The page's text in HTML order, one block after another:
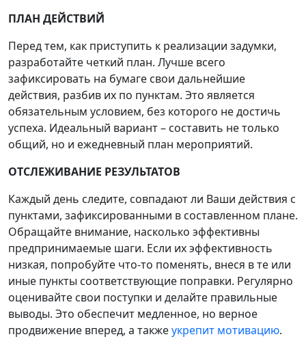
ПЛАН ДЕЙСТВИЙ
Перед тем, как приступить к реализации задумки,
разработайте четкий план. Лучше всего
зафиксировать на бумаге свои дальнейшие
действия, разбив их по пунктам. Это является
обязательным условием, без которого не достичь
успеха. Идеальный вариант – составить не только
общий, но и ежедневный план мероприятий.
ОТСЛЕЖИВАНИЕ РЕЗУЛЬТАТОВ
Каждый день следите, совпадают ли Ваши действия с
пунктами, зафиксированными в составленном плане.
Обращайте внимание, насколько эффективны
предпринимаемые шаги. Если их эффективность
низкая, попробуйте что-то поменять, внеся в те или
иные пункты соответствующие поправки. Регулярно
оценивайте свои поступки и делайте правильные
выводы. Это обеспечит медленное, но верное
продвижение вперед, а такжеукрепит мотивацию.